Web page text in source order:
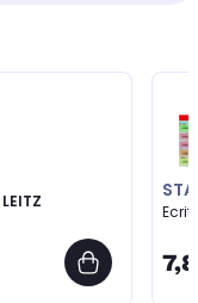
LEITZ